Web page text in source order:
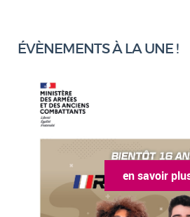
ÉVÈNEMENTS À LA UNE !